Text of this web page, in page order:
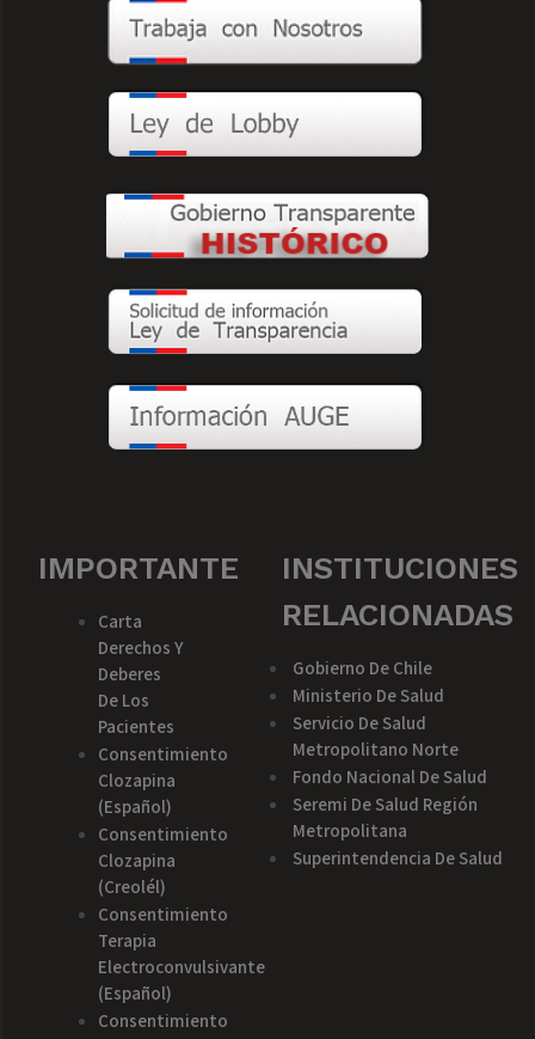
IMPORTANTE
Carta
Derechos Y
Deberes
De Los
Pacientes
Consentimiento
Clozapina
(español)
Consentimiento
Clozapina
(creolél)
Consentimiento
Terapia
Electroconvulsivante
(español)
Consentimiento
INSTITUCIONES
RELACIONADAS
Gobierno De Chile
Ministerio De Salud
Servicio De Salud
Metropolitano Norte
Fondo Nacional De Salud
Seremi De Salud Región
Metropolitana
Superintendencia De Salud